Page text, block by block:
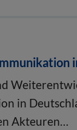
in
Akteuren…